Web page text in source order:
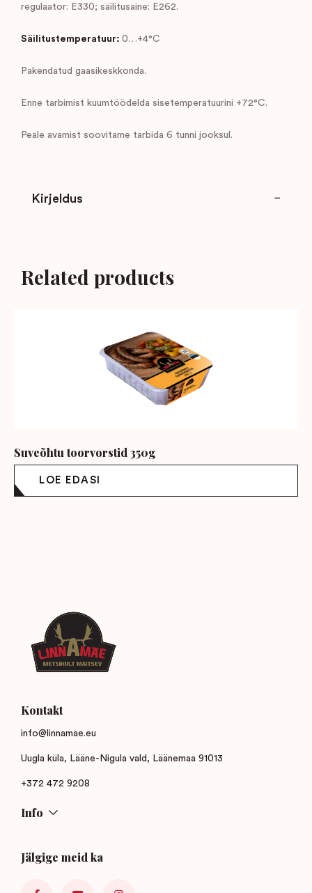
regulaator: E330; säilitusaine: E262.
Säilitustemperatuur: 0…+4°C
Pakendatud gaasikeskkonda.
Enne tarbimist kuumtöödelda sisetemperatuurini +72°C.
Peale avamist soovitame tarbida 6 tunni jooksul.
Kirjeldus
Related products
Suveõhtu toorvorstid 350g
Kontakt
info@linnamae.eu
Uugla küla, Lääne-Nigula vald, Läänemaa 91013
+372 472 9208
Info
Jälgige meid ka